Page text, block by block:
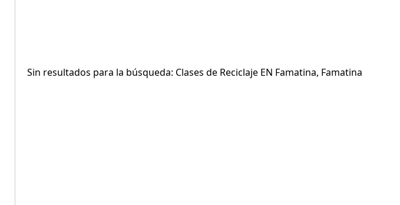
Sin resultados para la búsqueda: Clases de Reciclaje EN Famatina, Famatina